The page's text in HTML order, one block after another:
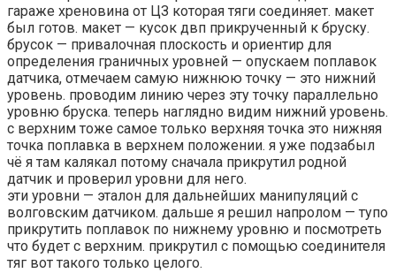
гараже хреновина от ЦЗ которая тяги соединяет. макет
был готов. макет — кусок двп прикрученный к бруску.
брусок — привалочная плоскость и ориентир для
определения граничных уровней — опускаем поплавок
датчика, отмечаем самую нижнюю точку — это нижний
уровень. проводим линию через эту точку параллельно
уровню бруска. теперь наглядно видим нижний уровень.
с верхним тоже самое только верхняя точка это нижняя
точка поплавка в верхнем положении. я уже подзабыл
чё я там калякал потому сначала прикрутил родной
датчик и проверил уровни для него.
эти уровни — эталон для дальнейших манипуляций с
волговским датчиком. дальше я решил напролом — тупо
прикрутить поплавок по нижнему уровню и посмотреть
что будет с верхним. прикрутил с помощью соединителя
тяг вот такого только целого.